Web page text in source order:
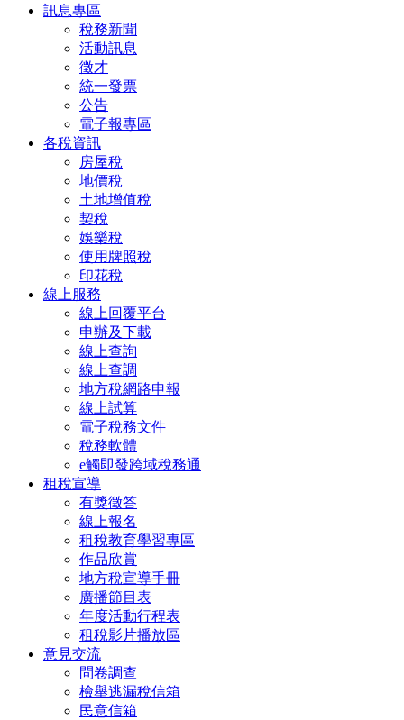
訊息專區
稅務新聞
活動訊息
徵才
統一發票
公告
電子報專區
各稅資訊
房屋稅
地價稅
土地增值稅
契稅
娛樂稅
使用牌照稅
印花稅
線上服務
線上回覆平台
申辦及下載
線上查詢
線上查調
地方稅網路申報
線上試算
電子稅務文件
稅務軟體
e觸即發跨域稅務通
租稅宣導
有獎徵答
線上報名
租稅教育學習專區
作品欣賞
地方稅宣導手冊
廣播節目表
年度活動行程表
租稅影片播放區
意見交流
問卷調查
檢舉逃漏稅信箱
民意信箱